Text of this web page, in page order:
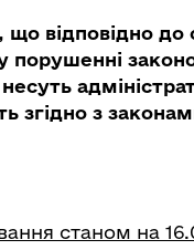
відповідно до
порушенні
згідно з
станом на